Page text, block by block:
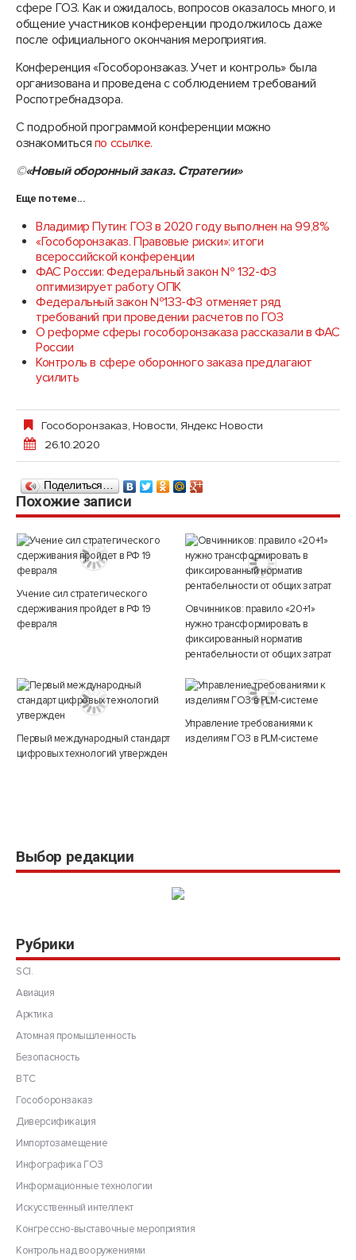
сфере ГОЗ. Как и ожидалось, вопросов оказалось много, и
общение участников конференции продолжилось даже
после официального окончания мероприятия.
Конференция «Гособоронзаказ. Учет и контроль» была
организована и проведена с соблюдением требований
Роспотребнадзора.
С подробной программой конференции можно
ознакомиться по ссылке.
©«Новый оборонный заказ. Стратегии»
Еще по теме...
Владимир Путин: ГОЗ в 2020 году выполнен на 99,8%
«Гособоронзаказ. Правовые риски»: итоги
всероссийской конференции
ФАС России: Федеральный закон № 132-ФЗ
оптимизирует работу ОПК
Федеральный закон №133-ФЗ отменяет ряд
требований при проведении расчетов по ГОЗ
О реформе сферы гособоронзаказа рассказали в ФАС
России
Контроль в сфере оборонного заказа предлагают
усилить
Гособоронзаказ, Новости, Яндекс Новости
26.10.2020
Поделиться…
Похожие записи
Учение сил стратегического
сдерживания пройдет в РФ 19
февраля
Овчинников: правило «20+1»
нужно трансформировать в
фиксированный норматив
рентабельности от общих затрат
Первый международный стандарт
цифровых технологий утвержден
Управление требованиями к
изделиям ГОЗ в PLM-системе
Выбор редакции
Рубрики
SCI.
Авиация
Арктика
Атомная промышленность
Безопасность
ВТС
Гособоронзаказ
Диверсификация
Импортозамещение
Инфографика ГОЗ
Информационные технологии
Искусственный интеллект
Конгрессно-выставочные мероприятия
Контроль над вооружениями